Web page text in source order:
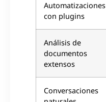
Automatizaciones
con plugins
Análisis de
documentos
extensos
Conversaciones